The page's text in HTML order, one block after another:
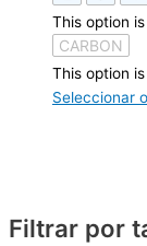
Filtrar por
This option
CARBON
This option
Seleccionar